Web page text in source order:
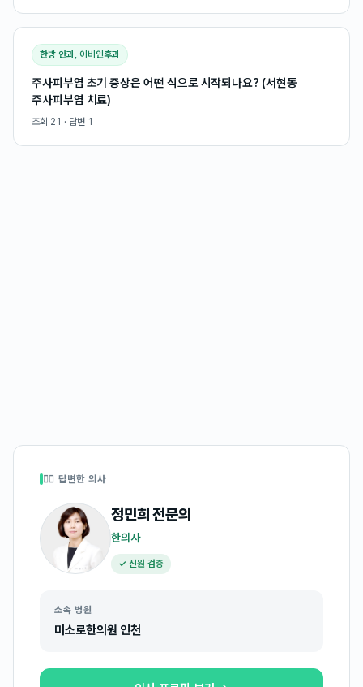
한방 안과, 이비인후과
주사피부염 초기 증상은 어떤 식으로 시작되나요? (서현동
주사피부염 치료)
조회 21 · 답변 1
👩‍⚕️ 답변한 의사
정민희전문의
한의사
✓ 신원 검증
소속 병원
미소로한의원 인천